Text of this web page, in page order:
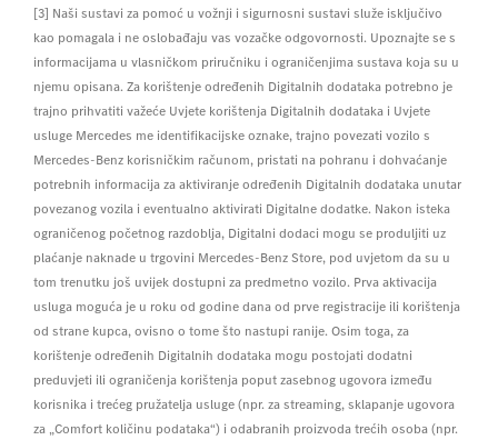
[3] Naši sustavi za pomoć u vožnji i sigurnosni sustavi služe isključivo
kao pomagala i ne oslobađaju vas vozačke odgovornosti. Upoznajte se s
informacijama u vlasničkom priručniku i ograničenjima sustava koja su u
njemu opisana. Za korištenje određenih Digitalnih dodataka potrebno je
trajno prihvatiti važeće Uvjete korištenja Digitalnih dodataka i Uvjete
usluge Mercedes me identifikacijske oznake, trajno povezati vozilo s
Mercedes-Benz korisničkim računom, pristati na pohranu i dohvaćanje
potrebnih informacija za aktiviranje određenih Digitalnih dodataka unutar
povezanog vozila i eventualno aktivirati Digitalne dodatke. Nakon isteka
ograničenog početnog razdoblja, Digitalni dodaci mogu se produljiti uz
plaćanje naknade u trgovini Mercedes-Benz Store, pod uvjetom da su u
tom trenutku još uvijek dostupni za predmetno vozilo. Prva aktivacija
usluga moguća je u roku od godine dana od prve registracije ili korištenja
od strane kupca, ovisno o tome što nastupi ranije. Osim toga, za
korištenje određenih Digitalnih dodataka mogu postojati dodatni
preduvjeti ili ograničenja korištenja poput zasebnog ugovora između
korisnika i trećeg pružatelja usluge (npr. za streaming, sklapanje ugovora
za „Comfort količinu podataka“) i odabranih proizvoda trećih osoba (npr.